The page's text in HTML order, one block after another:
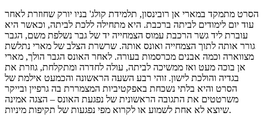
הסרט מתמקד במארי אן רובינסון, תלמידת קולג' בניו יורק שחוזרת לאחר
עוד יום לימודים לביתה ברכבת. היא מתחילה ללכת לביתה, וכאשר היא
עוברת ליד גשר הרכבת עמוס הצמחייה יד של גבר נשלפת משם, הגבר
גורר אותה לתוך הצמחייה ואונס אותה. שרשרת הצלב של מארי נתלשת
מצווארה וכמה אבנים מכרסמות בעורה. לאחר האונס הגבר הולך, מארי
אן בוכה מעט ואז ממשיכה לביתה, עולה לחדרה ומתקלחת, גוזרת את
בגדיה והולכת לישון. זוהי רבע השעה הראשונה והכמעט אילמת של
הסרט והיא בלתי נשכחת באפקטיביות המצמררת בה גרפיין ובייקר
משרטטים את התגובה הראשונית של נפגעת האונס – הצגה אמינה
שיוצא לא אחת לשמוע או לקרוא מפי נפגעות של תקיפות מיניות.